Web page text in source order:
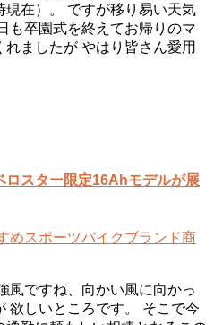
現在）。 ですが移り易い天気
も卒園式を終えてお帰りのマ
ましたが やはり皆さん愛用
ロスター限定16Ahモデルが展
めスポーツバイク ブランド商
風ですね、向かい風に向かっ
欲しいところです。 そこで今